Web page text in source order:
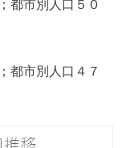
都市別人口５０
都市別人口４７